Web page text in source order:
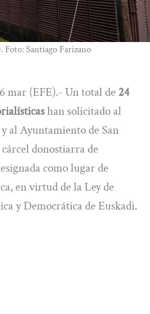
Foto: Santiago Farizano
mar (EFE).- Un total de 24
han solicitado al
al Ayuntamiento de San
donostiarra de
como lugar de
en virtud de la Ley de
y Democrática de Euskadi.